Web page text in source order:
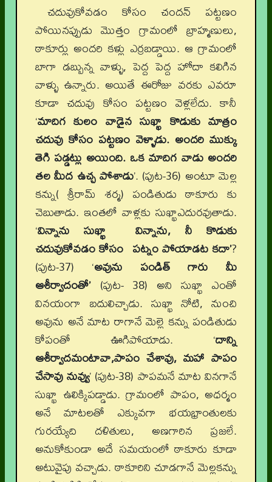
చదువుకోవడం కోసం చందన్ పట్టణం
పోయినప్పుడు మొత్తం గ్రామంలో బ్రాహ్మణులు,
ఠాకూర్లు అందరి కళ్లు ఎర్రబడ్డాయి. ఆ గ్రామంలో
బాగా డబ్బున్న వాళ్ళు, పెద్ద పెద్ద హోదా కలిగిన
వాళ్ళు ఉన్నారు. అయితే ఈరోజు వరకు ఎవరూ
కూడా చదువు కోసం పట్టణం వెళ్లలేదు. కానీ
‘మాదిగ కులం వాడైన సుఖ్ఖా కొడుకు మాత్రం
చదువు కోసం పట్టణం వెళ్ళాడు. అందరి ముక్కు
తెగి పడ్డట్లు అయింది. ఒక మాదిగ వాడు అందరి
తల మీద ఉచ్చ పోశాడు’. (పుట-36) అంటూ మెల్ల
కన్ను( శ్రీరామ్ శర్మ) పండితుడు ఠాకూరు కు
చెబుతాడు. ఇంతలో వాళ్లకు సుఖ్ఖాఎదురవుతాడు.
‘విన్నాను సుఖ్ఖా విన్నాను, నీ కొడుకు
చదువుకోవడం కోసం పట్నం పోయాడట కదా’?
(పుట-37) ‘అవును పండిత్ గారు మీ
ఆశీర్వాదంతో’ (పుట- 38) అని సుఖ్ఖా ఎంతో
వినయంగా బదులిచ్చాడు. సుఖ్ఖా నోటి, నుంచి
అవును అనే మాట రాగానే మెల్లె కన్ను పండితుడు
కోపంతో ఊగిపోయాడు. ‘దాన్ని
ఆశీర్వాదమంటావా,పాపం చేశావు, మహా పాపం
చేసావు నువ్వు’ (పుట-38) పాపమనే మాట వినగానే
సుఖ్ఖా ఉలిక్కిపడ్డాడు. గ్రామంలో పాపం, అధర్మం
అనే మాటలతో ఎక్కువగా భయభ్రాంతులకు
గురయ్యేది దళితులు, అణగారిన ప్రజలే.
అనుకోకుండా అదే సమయంలో ఠాకూరు కూడా
అటువైపు వచ్చాడు. ఠాకూరిని చూడగానే మెల్లకన్ను